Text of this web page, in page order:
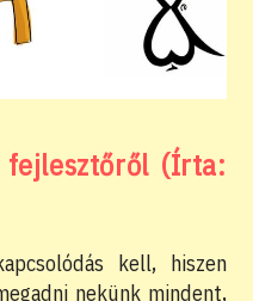
fejlesztőről (Írta:
kell, hiszen
nekünk mindent,